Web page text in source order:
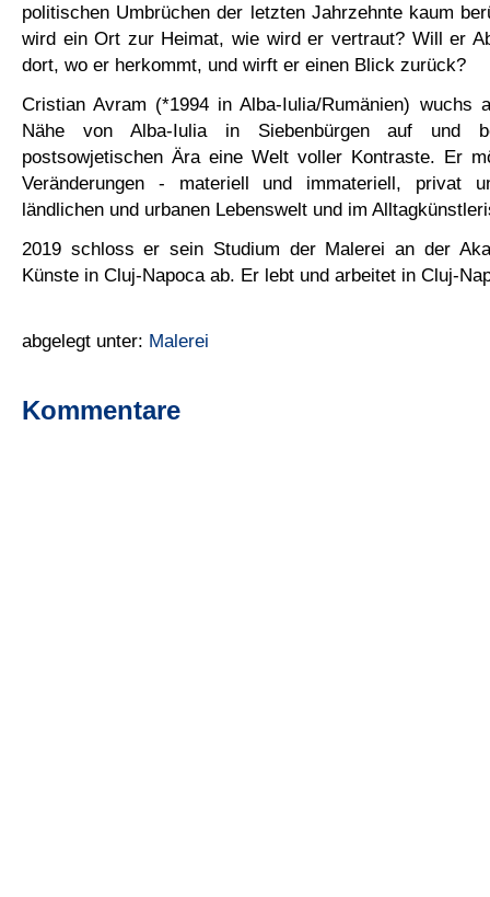
politischen Umbrüchen der letzten Jahrzehnte kaum
wird ein Ort zur Heimat, wie wird er vertraut? Will er
dort, wo er herkommt, und wirft er einen Blick zurück?
Cristian Avram (*1994 in Alba-Iulia/Rumänien) wuchs
Nähe von Alba-Iulia in Siebenbürgen auf und
postsowjetischen Ära eine Welt voller Kontraste. Er
Veränderungen - materiell und immateriell, privat
ländlichen und urbanen Lebenswelt und im
2019 schloss er sein Studium der Malerei an der
Künste in Cluj-Napoca ab. Er lebt und arbeitet in Cluj-
abgelegt unter: Malerei
Kommentare